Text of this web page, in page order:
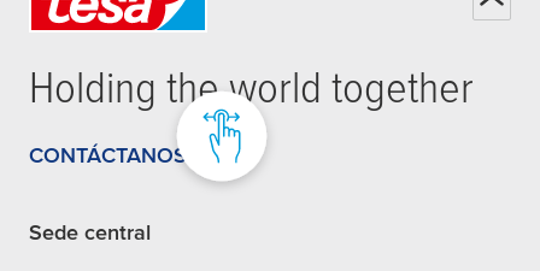
Holding the world together
CONTÁCTANOS
Sede central